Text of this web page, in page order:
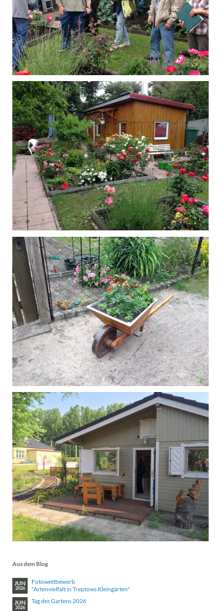
Aus dem Blog
JUN
2026
Fotowettbewerb
"Artenvielfalt in Treptows Kleingärten"
JUN
2026
Tag des Gartens 2026